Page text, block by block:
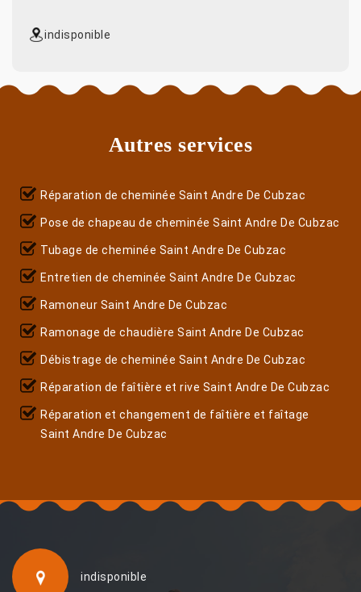
indisponible
Autres services
Réparation de cheminée Saint Andre De Cubzac
Pose de chapeau de cheminée Saint Andre De Cubzac
Tubage de cheminée Saint Andre De Cubzac
Entretien de cheminée Saint Andre De Cubzac
Ramoneur Saint Andre De Cubzac
Ramonage de chaudière Saint Andre De Cubzac
Débistrage de cheminée Saint Andre De Cubzac
Réparation de faîtière et rive Saint Andre De Cubzac
Réparation et changement de faîtière et faîtage
Saint Andre De Cubzac
indisponible